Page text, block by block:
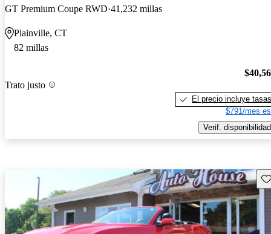
GT Premium Coupe RWD 41,232 millas
Plainville, CT
82 millas
Trato justo
El precio incluye tasas
$791/mes
Verif. disponibilidad